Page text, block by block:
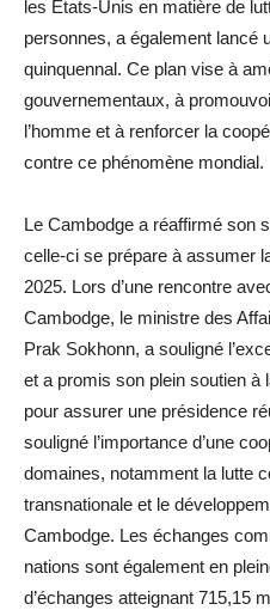
les États-Unis en matière de
personnes, a également lancé
quinquennal. Ce plan vise à
gouvernementaux, à
l’homme et à renforcer la
contre ce phénomène mondial.
Le Cambodge a réaffirmé son
celle-ci se prépare à assumer
2025. Lors d’une rencontre
Cambodge, le ministre des
Prak Sokhonn, a souligné
et a promis son plein soutien à
pour assurer une présidence
souligné l’importance d’une
domaines, notamment la lutte
transnationale et le
Cambodge. Les échanges
nations sont également en
d’échanges atteignant 715,15